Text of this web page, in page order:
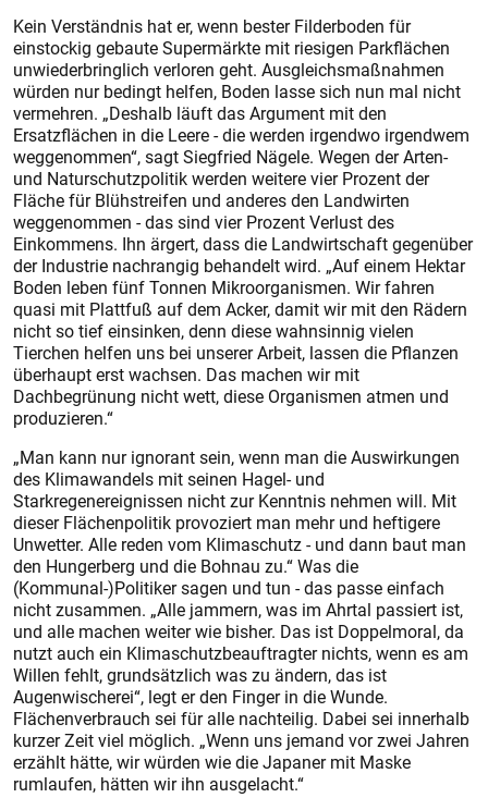
Kein Verständnis hat er, wenn bester Filderboden für
einstockig gebaute Supermärkte mit riesigen Parkflächen
unwiederbringlich verloren geht. Ausgleichsmaßnahmen
würden nur bedingt helfen, Boden lasse sich nun mal nicht
vermehren. „Deshalb läuft das Argument mit den
Ersatzflächen in die Leere - die werden irgendwo irgendwem
weggenommen“, sagt Siegfried Nägele. Wegen der Arten-
und Naturschutzpolitik werden weitere vier Prozent der
Fläche für Blühstreifen und anderes den Landwirten
weggenommen - das sind vier Prozent Verlust des
Einkommens. Ihn ärgert, dass die Landwirtschaft gegenüber
der Industrie nachrangig behandelt wird. „Auf einem Hektar
Boden leben fünf Tonnen Mikroorganismen. Wir fahren
quasi mit Plattfuß auf dem Acker, damit wir mit den Rädern
nicht so tief einsinken, denn diese wahnsinnig vielen
Tierchen helfen uns bei unserer Arbeit, lassen die Pflanzen
überhaupt erst wachsen. Das machen wir mit
Dachbegrünung nicht wett, diese Organismen atmen und
produzieren.“
„Man kann nur ignorant sein, wenn man die Auswirkungen
des Klimawandels mit seinen Hagel- und
Starkregenereignissen nicht zur Kenntnis nehmen will. Mit
dieser Flächenpolitik provoziert man mehr und heftigere
Unwetter. Alle reden vom Klimaschutz - und dann baut man
den Hungerberg und die Bohnau zu.“ Was die
(Kommunal-)Politiker sagen und tun - das passe einfach
nicht zusammen. „Alle jammern, was im Ahrtal passiert ist,
und alle machen weiter wie bisher. Das ist Doppelmoral, da
nutzt auch ein Klimaschutzbeauftragter nichts, wenn es am
Willen fehlt, grundsätzlich was zu ändern, das ist
Augenwischerei“, legt er den Finger in die Wunde.
Flächenverbrauch sei für alle nachteilig. Dabei sei innerhalb
kurzer Zeit viel möglich. „Wenn uns jemand vor zwei Jahren
erzählt hätte, wir würden wie die Japaner mit Maske
rumlaufen, hätten wir ihn ausgelacht.“